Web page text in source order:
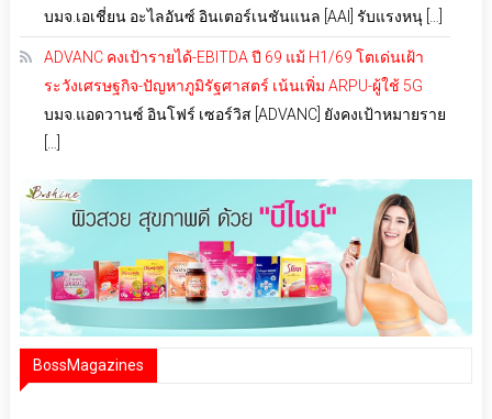
บมจ.เอเชี่ยน อะไลอันซ์ อินเตอร์เนชันแนล [AAI] รับแรงหนุ […]
ADVANC คงเป้ารายได้-EBITDA ปี 69 แม้ H1/69 โตเด่นเฝ้า
ระวังเศรษฐกิจ-ปัญหาภูมิรัฐศาสตร์ เน้นเพิ่ม ARPU-ผู้ใช้ 5G
บมจ.แอดวานซ์ อินโฟร์ เซอร์วิส [ADVANC] ยังคงเป้าหมายราย
BossMagazines